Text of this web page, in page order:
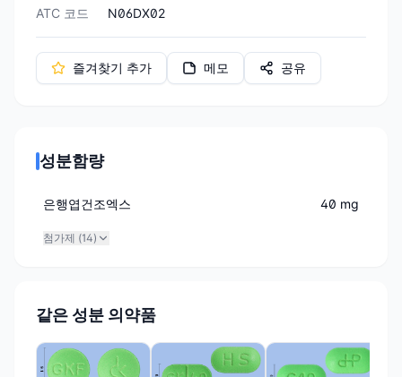
ATC 코드
N06DX02
즐겨찾기 추가 메모 공유
성분함량
은행엽건조엑스 40 mg
첨가제 (14)
같은 성분 의약품